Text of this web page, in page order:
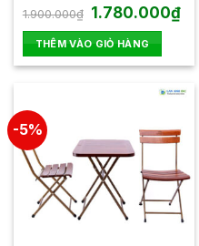
Được
hạng
0
5
1.900.000₫ Giá
gốc
là:
1.900.000₫.
1.780.000₫Giá
hiện
THÊM VÀO GIỎ HÀNG
-5%